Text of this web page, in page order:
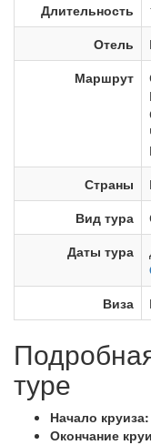
Длительность
Отель
Маршрут
Страны
Вид тура
Даты тура
Виза
туре
Начало круиза:
Окончание